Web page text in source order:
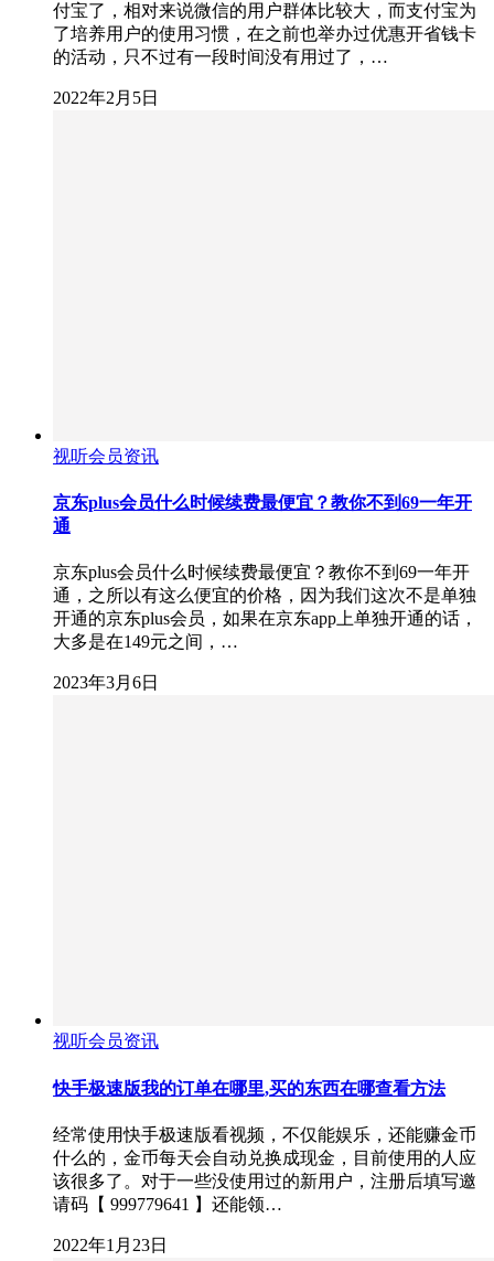
付宝了，相对来说微信的用户群体比较大，而支付宝为
了培养用户的使用习惯，在之前也举办过优惠开省钱卡
的活动，只不过有一段时间没有用过了，…
2022年2月5日
视听会员资讯
京东plus会员什么时候续费最便宜？教你不到69一年开
通
京东plus会员什么时候续费最便宜？教你不到69一年开
通，之所以有这么便宜的价格，因为我们这次不是单独
开通的京东plus会员，如果在京东app上单独开通的话，
大多是在149元之间，…
2023年3月6日
视听会员资讯
快手极速版我的订单在哪里,买的东西在哪查看方法
经常使用快手极速版看视频，不仅能娱乐，还能赚金币
什么的，金币每天会自动兑换成现金，目前使用的人应
该很多了。对于一些没使用过的新用户，注册后填写邀
请码【 999779641 】还能领…
2022年1月23日